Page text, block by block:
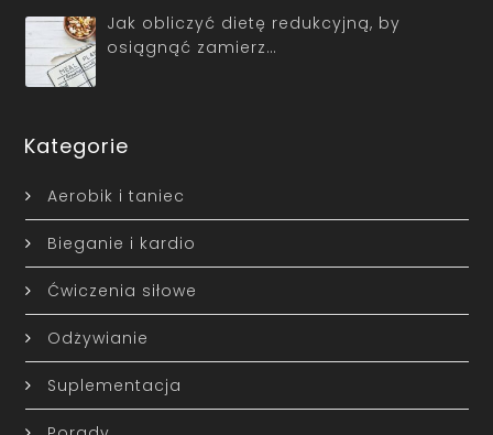
Jak obliczyć dietę redukcyjną, by
osiągnąć zamierz…
Kategorie
Aerobik i taniec
Bieganie i kardio
Ćwiczenia siłowe
Odżywianie
Suplementacja